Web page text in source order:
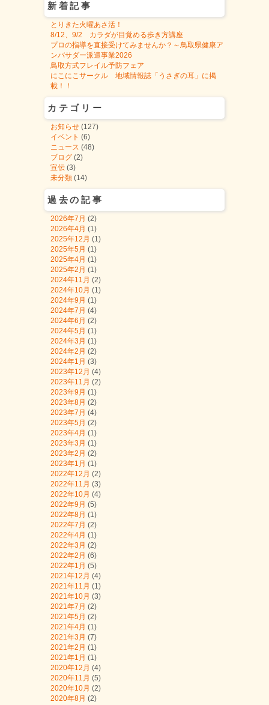
新着記事
とりきた火曜あさ活！
8/12、9/2 カラダが目覚める歩き方講座
プロの指導を直接受けてみませんか？～鳥取県健康ア
ンバサダー派遣事業2026
鳥取方式フレイル予防フェア
にこにこサークル 地域情報誌「うさぎの耳」に掲
載！！
カテゴリー
お知らせ (127)
イベント (6)
ニュース (48)
ブログ (2)
宣伝 (3)
未分類 (14)
過去の記事
2026年7月 (2)
2026年4月 (1)
2025年12月 (1)
2025年5月 (1)
2025年4月 (1)
2025年2月 (1)
2024年11月 (2)
2024年10月 (1)
2024年9月 (1)
2024年7月 (4)
2024年6月 (2)
2024年5月 (1)
2024年3月 (1)
2024年2月 (2)
2024年1月 (3)
2023年12月 (4)
2023年11月 (2)
2023年9月 (1)
2023年8月 (2)
2023年7月 (4)
2023年5月 (2)
2023年4月 (1)
2023年3月 (1)
2023年2月 (2)
2023年1月 (1)
2022年12月 (2)
2022年11月 (3)
2022年10月 (4)
2022年9月 (5)
2022年8月 (1)
2022年7月 (2)
2022年4月 (1)
2022年3月 (2)
2022年2月 (6)
2022年1月 (5)
2021年12月 (4)
2021年11月 (1)
2021年10月 (3)
2021年7月 (2)
2021年5月 (2)
2021年4月 (1)
2021年3月 (7)
2021年2月 (1)
2021年1月 (1)
2020年12月 (4)
2020年11月 (5)
2020年10月 (2)
2020年8月 (2)